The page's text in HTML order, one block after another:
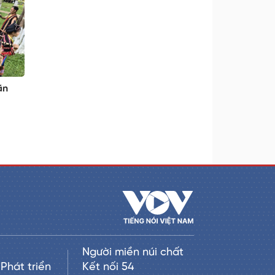
triển
Người miền núi chất
Kết nối 54